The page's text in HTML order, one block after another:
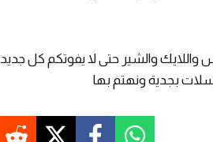
واللايك والشير حتى لا يفوتكم كل جديد
بجدية ونهتم بها